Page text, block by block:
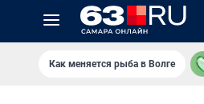
Как меняется рыба в Волге